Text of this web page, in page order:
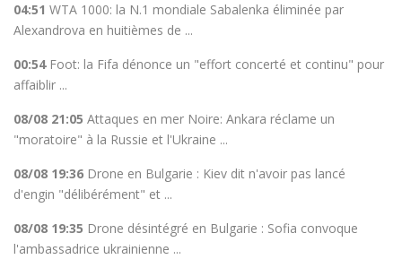
04:51 WTA 1000: la N.1 mondiale Sabalenka éliminée par
Alexandrova en huitièmes de ...
00:54 Foot: la Fifa dénonce un "effort concerté et continu" pour
affaiblir ...
08/08 21:05 Attaques en mer Noire: Ankara réclame un
"moratoire" à la Russie et l'Ukraine ...
08/08 19:36 Drone en Bulgarie : Kiev dit n'avoir pas lancé
d'engin "délibérément" et ...
08/08 19:35 Drone désintégré en Bulgarie : Sofia convoque
l'ambassadrice ukrainienne ...